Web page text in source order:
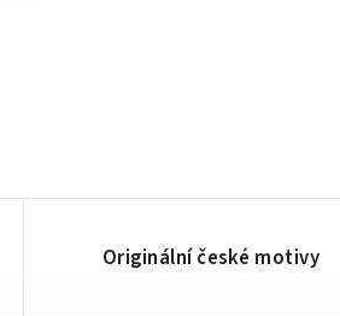
Originální české motivy